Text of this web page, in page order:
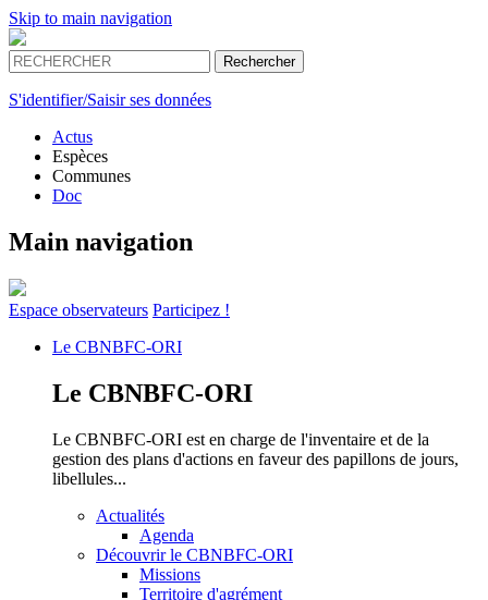
Skip to main navigation
S'identifier/Saisir ses données
Actus
Espèces
Communes
Doc
Main navigation
Espace observateurs Participez !
Le CBNBFC-ORI
Le CBNBFC-ORI
Le CBNBFC-ORI est en charge de l'inventaire et de la
gestion des plans d'actions en faveur des papillons de jours,
libellules...
Actualités
Agenda
Découvrir le CBNBFC-ORI
Missions
Territoire d'agrément